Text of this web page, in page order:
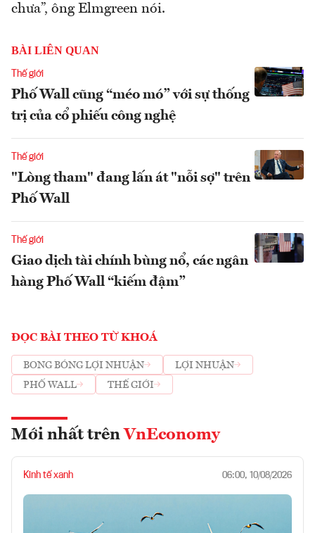
chưa”, ông Elmgreen nói.
BÀI LIÊN QUAN
Thế giới
Phố Wall cũng “méo mó” với sự thống
trị của cổ phiếu công nghệ
Thế giới
"Lòng tham" đang lấn át "nỗi sợ" trên
Phố Wall
Thế giới
Giao dịch tài chính bùng nổ, các ngân
hàng Phố Wall “kiếm đậm”
ĐỌC BÀI THEO TỪ KHOÁ
BONG BÓNG LỢI NHUẬN
LỢI NHUẬN
PHỐ WALL
THẾ GIỚI
Mới nhất trên VnEconomy
Kinh tế xanh 06:00, 10/08/2026